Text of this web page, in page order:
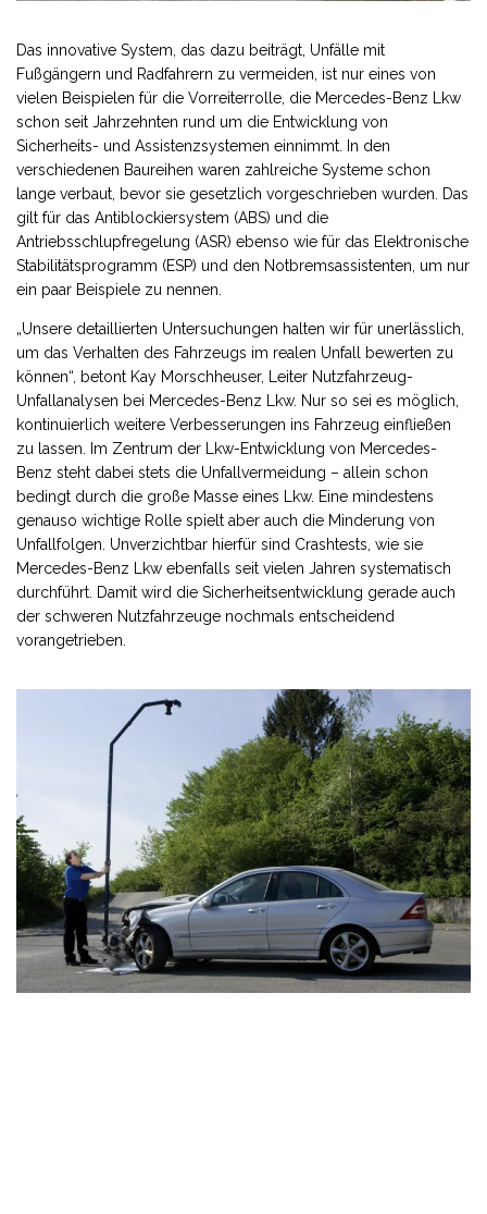
Das innovative System, das dazu beiträgt, Unfälle mit
Fußgängern und Radfahrern zu vermeiden, ist nur eines von
vielen Beispielen für die Vorreiterrolle, die Mercedes-Benz Lkw
schon seit Jahrzehnten rund um die Entwicklung von
Sicherheits- und Assistenzsystemen einnimmt. In den
verschiedenen Baureihen waren zahlreiche Systeme schon
lange verbaut, bevor sie gesetzlich vorgeschrieben wurden. Das
gilt für das Antiblockiersystem (ABS) und die
Antriebsschlupfregelung (ASR) ebenso wie für das Elektronische
Stabilitätsprogramm (ESP) und den Notbremsassistenten, um nur
ein paar Beispiele zu nennen.
„Unsere detaillierten Untersuchungen halten wir für unerlässlich,
um das Verhalten des Fahrzeugs im realen Unfall bewerten zu
können“, betont Kay Morschheuser, Leiter Nutzfahrzeug-
Unfallanalysen bei Mercedes-Benz Lkw. Nur so sei es möglich,
kontinuierlich weitere Verbesserungen ins Fahrzeug einfließen
zu lassen. Im Zentrum der Lkw-Entwicklung von Mercedes-
Benz steht dabei stets die Unfallvermeidung – allein schon
bedingt durch die große Masse eines Lkw. Eine mindestens
genauso wichtige Rolle spielt aber auch die Minderung von
Unfallfolgen. Unverzichtbar hierfür sind Crashtests, wie sie
Mercedes-Benz Lkw ebenfalls seit vielen Jahren systematisch
durchführt. Damit wird die Sicherheitsentwicklung gerade auch
der schweren Nutzfahrzeuge nochmals entscheidend
vorangetrieben.